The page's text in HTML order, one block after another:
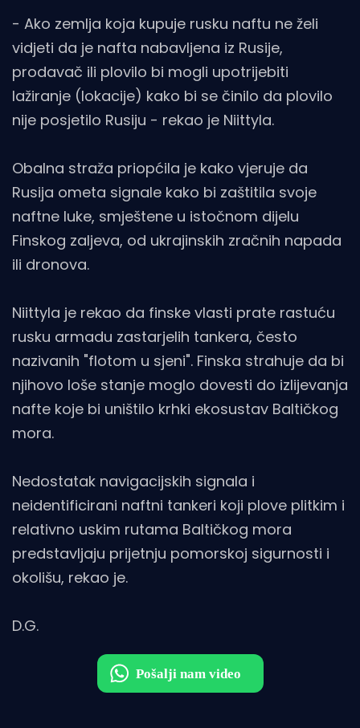
- Ako zemlja koja kupuje rusku naftu ne želi
vidjeti da je nafta nabavljena iz Rusije,
prodavač ili plovilo bi mogli upotrijebiti
lažiranje (lokacije) kako bi se činilo da plovilo
nije posjetilo Rusiju - rekao je Niittyla.
Obalna straža priopćila je kako vjeruje da
Rusija ometa signale kako bi zaštitila svoje
naftne luke, smještene u istočnom dijelu
Finskog zaljeva, od ukrajinskih zračnih napada
ili dronova.
Niittyla je rekao da finske vlasti prate rastuću
rusku armadu zastarjelih tankera, često
nazivanih "flotom u sjeni". Finska strahuje da bi
njihovo loše stanje moglo dovesti do izlijevanja
nafte koje bi uništilo krhki ekosustav Baltičkog
mora.
Nedostatak navigacijskih signala i
neidentificirani naftni tankeri koji plove plitkim i
relativno uskim rutama Baltičkog mora
predstavljaju prijetnju pomorskoj sigurnosti i
okolišu, rekao je.
D.G.